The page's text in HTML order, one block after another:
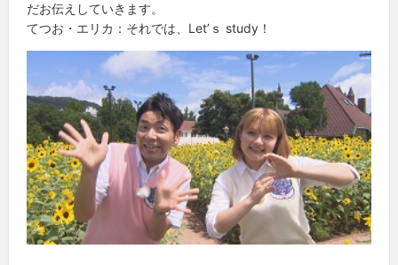
だお伝えしていきます。
てつお・エリカ：それでは、Let’ｓ study！